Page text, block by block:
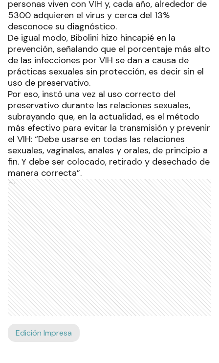
personas viven con VIH y, cada año, alrededor de
5300 adquieren el virus y cerca del 13%
desconoce su diagnóstico.
De igual modo, Bibolini hizo hincapié en la
prevención, señalando que el porcentaje más alto
de las infecciones por VIH se dan a causa de
prácticas sexuales sin protección, es decir sin el
uso de preservativo.
Por eso, instó una vez al uso correcto del
preservativo durante las relaciones sexuales,
subrayando que, en la actualidad, es el método
más efectivo para evitar la transmisión y prevenir
el VIH: “Debe usarse en todas las relaciones
sexuales, vaginales, anales y orales, de principio a
fin. Y debe ser colocado, retirado y desechado de
manera correcta”.
Ads
Edición Impresa